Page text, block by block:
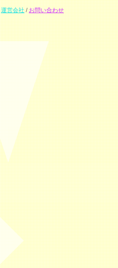
運営会社/お問い合わせ